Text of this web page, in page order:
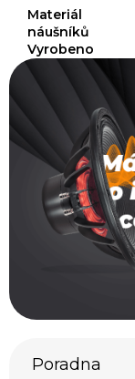
Materiál
náušníků
Vyrobeno